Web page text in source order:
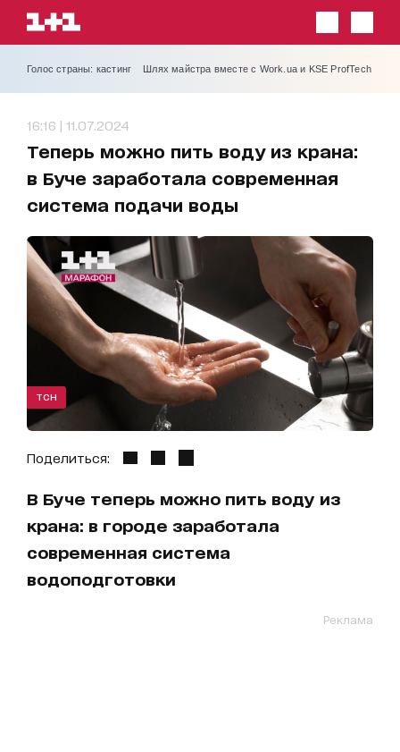
Голос страны: кастинг Шлях майстра вместе с Work.ua и KSE ProfTech
16:16 | 11.07.2024
Теперь можно пить воду из крана:
в Буче заработала современная
система подачи воды
ТСН
Поделиться:
В Буче теперь можно пить воду из
крана: в городе заработала
современная система
водоподготовки
Реклама